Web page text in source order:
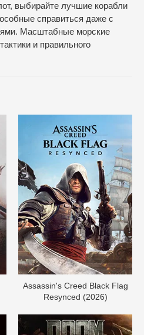
выбирайте лучшие корабли
справиться даже с
Масштабные морские
и правильного
Assassin's Creed Black Flag
Resynced (2026)